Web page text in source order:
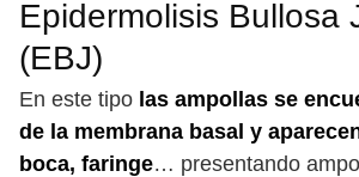
Epidermolisis Bullosa
(EBJ)
En este tipo las ampollas se
de la membrana basal y
boca, faringe… presentando